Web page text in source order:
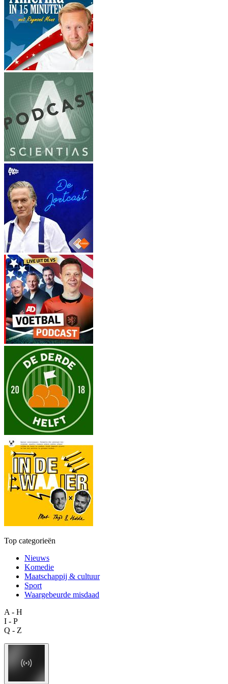
Top categorieën
Nieuws
Komedie
Maatschappij & cultuur
Sport
Waargebeurde misdaad
A - H
I - P
Q - Z